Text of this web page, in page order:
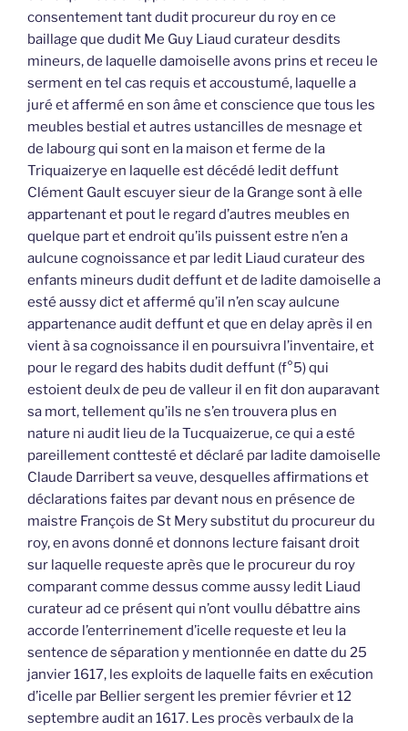
consentement tant dudit procureur du roy en ce
baillage que dudit Me Guy Liaud curateur desdits
mineurs, de laquelle damoiselle avons prins et receu le
serment en tel cas requis et accoustumé, laquelle a
juré et affermé en son âme et conscience que tous les
meubles bestial et autres ustancilles de mesnage et
de labourg qui sont en la maison et ferme de la
Triquaizerye en laquelle est décédé ledit deffunt
Clément Gault escuyer sieur de la Grange sont à elle
appartenant et pout le regard d’autres meubles en
quelque part et endroit qu’ils puissent estre n’en a
aulcune cognoissance et par ledit Liaud curateur des
enfants mineurs dudit deffunt et de ladite damoiselle a
esté aussy dict et affermé qu’il n’en scay aulcune
appartenance audit deffunt et que en delay après il en
vient à sa cognoissance il en poursuivra l’inventaire, et
pour le regard des habits dudit deffunt (f°5) qui
estoient deulx de peu de valleur il en fit don auparavant
sa mort, tellement qu’ils ne s’en trouvera plus en
nature ni audit lieu de la Tucquaizerue, ce qui a esté
pareillement conttesté et déclaré par ladite damoiselle
Claude Darribert sa veuve, desquelles affirmations et
déclarations faites par devant nous en présence de
maistre François de St Mery substitut du procureur du
roy, en avons donné et donnons lecture faisant droit
sur laquelle requeste après que le procureur du roy
comparant comme dessus comme aussy ledit Liaud
curateur ad ce présent qui n’ont voullu débattre ains
accorde l’enterrinement d’icelle requeste et leu la
sentence de séparation y mentionnée en datte du 25
janvier 1617, les exploits de laquelle faits en exécution
d’icelle par Bellier sergent les premier février et 12
septembre audit an 1617. Les procès verbaulx de la